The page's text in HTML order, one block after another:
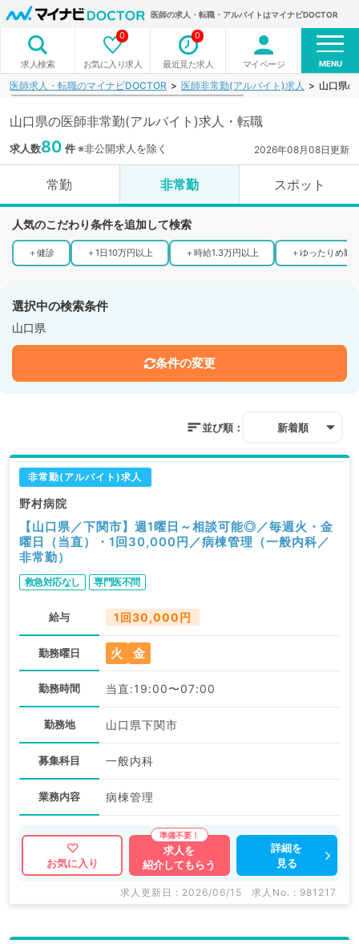
医師の求人・転職・アルバイトはマイナビDOCTOR
求人検索 お気に入り求人
0
最近見た求人
0
マイページ MENU
医師求人・転職のマイナビDOCTOR 医師非常勤(アルバイト)求人 山口県
山口県の医師非常勤(アルバイト)求人・転職
求人数80 件※非公開求人を除く 2026年08月08日更新
常勤 非常勤 スポット
人気のこだわり条件を追加して検索
＋健診 ＋1日10万円以上 ＋時給1.3万円以上 ＋ゆったりめ勤
選択中の検索条件
山口県
条件の変更
並び順： 新着順
非常勤(アルバイト)求人
野村病院
【山口県／下関市】週1曜日～相談可能◎／毎週火・金
曜日（当直）・1回30,000円／病棟管理（一般内科／
非常勤）
救急対応なし 専門医不問
給与 1回30,000円
勤務曜日 火 金
勤務時間 当直:19:00〜07:00
勤務地 山口県下関市
募集科目 一般内科
業務内容 病棟管理
お気に入り
求人を
紹介してもらう
詳細を
見る
求人更新日 : 2026/06/15 求人No. : 981217